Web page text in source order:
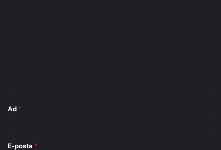
Ad *
E-posta *